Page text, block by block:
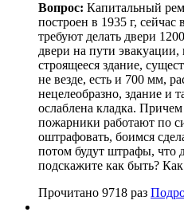
Вопрос: Капитальный
построен в 1935 г,
требуют делать двери
двери на пути эвакуации,
строящееся здание,
не везде, есть и 700 мм,
нецелеобразно, здание и
ослаблена кладка.
пожарники работают по
оштрафовать, боимся
потом будут штрафы, что
подскажите как быть?
Прочитано 9718 раз